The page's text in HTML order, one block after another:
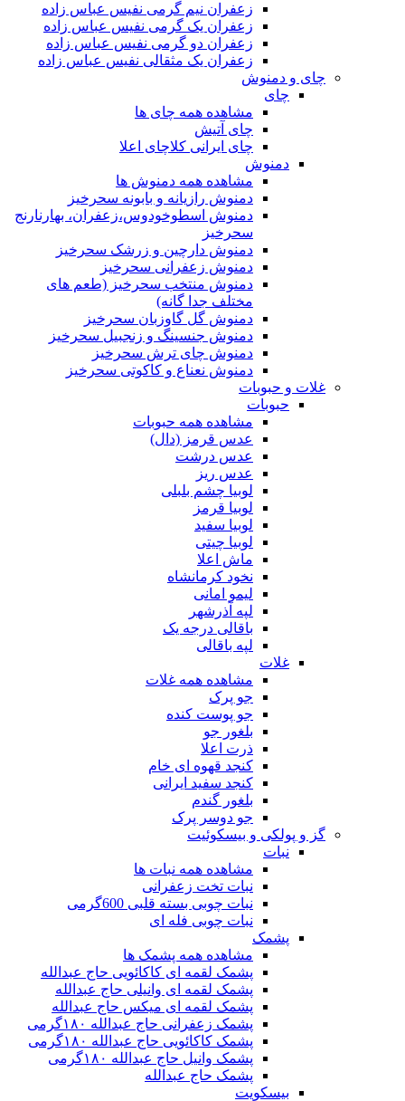
زعفران نیم گرمی نفیس عباس زاده
زعفران یک گرمی نفیس عباس زاده
زعفران دو گرمی نفیس عباس زاده
زعفران یک مثقالی نفیس عباس زاده
چای و دمنوش
چای
مشاهده همه چای ها
چای آتیش
چای ایرانی کلاچای اعلا
دمنوش
مشاهده همه دمنوش ها
دمنوش رازیانه و بابونه سحرخیز
دمنوش اسطوخودوس،زعفران، بهارنارنج
سحرخیز
دمنوش دارچین و زرشک سحرخیز
دمنوش زعفرانی سحرخیز
دمنوش منتخب سحرخیز (طعم های
مختلف جدا گانه)
دمنوش گل گاوزبان سحرخیز
دمنوش جنسینگ و زنجبیل سحرخیز
دمنوش چای ترش سحرخیز
دمنوش نعناع و کاکوتی سحرخیز
غلات و حبوبات
حبوبات
مشاهده همه حبوبات
عدس قرمز (دال)
عدس درشت
عدس ریز
لوبیا چشم بلبلی
لوبیا قرمز
لوبیا سفید
لوبیا چیتی
ماش اعلا
نخود کرمانشاه
لیمو امانی
لپه آذرشهر
باقالی درجه یک
لپه باقالی
غلات
مشاهده همه غلات
جو پرک
جو پوست کنده
بلغور جو
ذرت اعلا
کنجد قهوه ای خام
کنجد سفید ایرانی
بلغور گندم
جو دوسر پرک
گز و پولکی و بیسکوئیت
نبات
مشاهده همه نبات ها
نبات تخت زعفرانی
نبات چوبی بسته قلبی 600گرمی
نبات چوبی فله ای
پشمک
مشاهده همه پشمک ها
پشمک لقمه ای کاکائویی حاج عبدالله
پشمک لقمه ای وانیلی حاج عبدالله
پشمک لقمه ای میکس حاج عبدالله
پشمک زعفرانی حاج عبدالله ۱۸۰گرمی
پشمک کاکائویی حاج عبدالله ۱۸۰گرمی
پشمک وانیل حاج عبدالله ۱۸۰گرمی
پشمک حاج عبدالله
بیسکویت